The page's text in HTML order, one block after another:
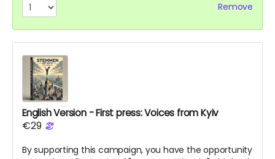
Remove
English Version - First press: Voices from Kyiv
€29
By supporting this campaign, you have the opportunity